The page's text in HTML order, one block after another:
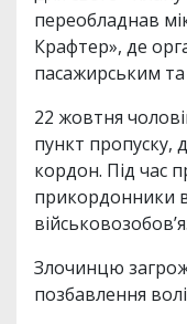
переобладнав
Крафтер», де
пасажирським
22 жовтня
пункт пропуску,
кордон. Під час
прикордонники
Злочинцю
позбавлення